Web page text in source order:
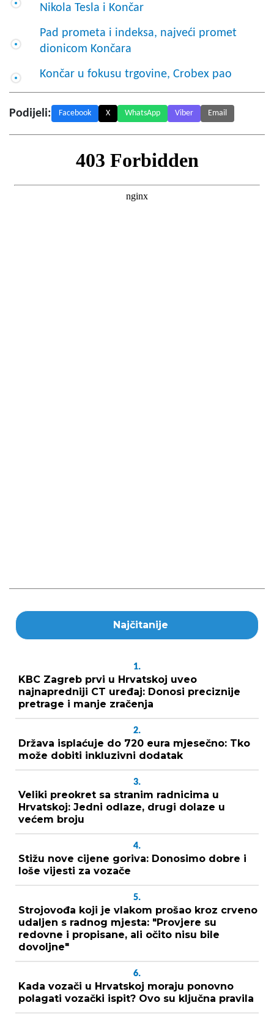
Nikola Tesla i Končar
Pad prometa i indeksa, najveći promet
dionicom Končara
Končar u fokusu trgovine, Crobex pao
Podijeli: Facebook X WhatsApp Viber Email
Najčitanije
1.
KBC Zagreb prvi u Hrvatskoj uveo
najnapredniji CT uređaj: Donosi preciznije
pretrage i manje zračenja
2.
Država isplaćuje do 720 eura mjesečno: Tko
može dobiti inkluzivni dodatak
3.
Veliki preokret sa stranim radnicima u
Hrvatskoj: Jedni odlaze, drugi dolaze u
većem broju
4.
Stižu nove cijene goriva: Donosimo dobre i
loše vijesti za vozače
5.
Strojovođa koji je vlakom prošao kroz crveno
udaljen s radnog mjesta: "Provjere su
redovne i propisane, ali očito nisu bile
dovoljne"
6.
Kada vozači u Hrvatskoj moraju ponovno
polagati vozački ispit? Ovo su ključna pravila